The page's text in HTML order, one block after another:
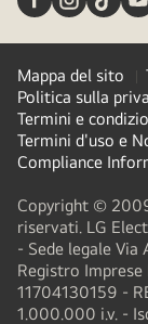
Mappa del sito
Politica sulla
Termini e
Termini d'uso e
Compliance
Copyright ©
riservati. LG
- Sede legale
Registro
11704130159 -
1.000.000 i.v. -